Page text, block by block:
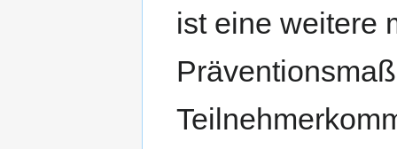
ist eine weitere